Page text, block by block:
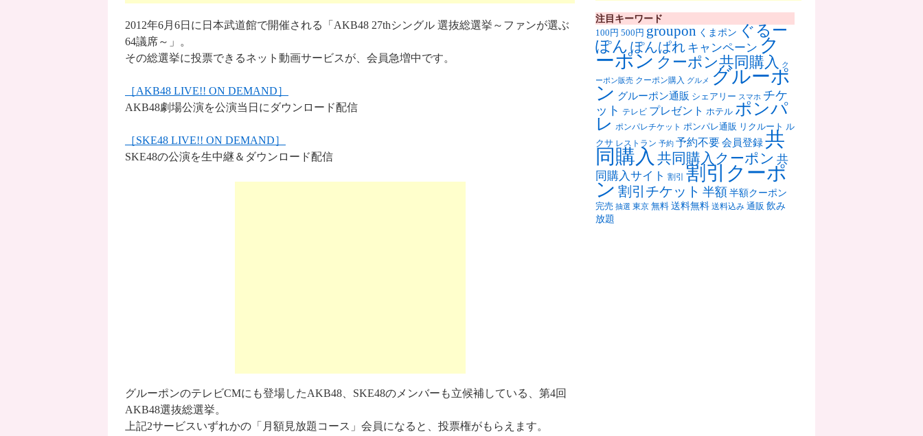
2012年6月6日に日本武道館で開催される「AKB48 27thシングル 選抜総選挙～ファンが選ぶ
64議席～」。
その総選挙に投票できるネット動画サービスが、会員急増中です。
［AKB48 LIVE!! ON DEMAND］
AKB48劇場公演を公演当日にダウンロード配信
［SKE48 LIVE!! ON DEMAND］
SKE48の公演を生中継＆ダウンロード配信
グルーポンのテレビCMにも登場したAKB48、SKE48のメンバーも立候補している、第4回
AKB48選抜総選挙。
上記2サービスいずれかの「月額見放題コース」会員になると、投票権がもらえます。
注目キーワード
100円 500円 groupon くまポン ぐるー
ぽん ぽんぱれ キャンペーン ク
ーポン クーポン共同購入 ク
ーポン販売 クーポン購入 グルメ グルーポ
ン グルーポン通販 シェアリー スマホ チケ
ット テレビ プレゼント ホテル ポンパ
レ ポンパレチケット ポンパレ通販 リクルート ル
クサ レストラン 予約 予約不要会員登録共
同購入 共同購入クーポン 共
同購入サイト 割引 割引クーポ
ン 割引チケット 半額 半額クーポン
完売 抽選 東京 無料 送料無料 送料込み 通販 飲み
放題